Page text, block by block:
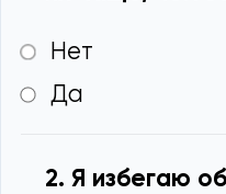
Нет
Да
2. Я избегаю